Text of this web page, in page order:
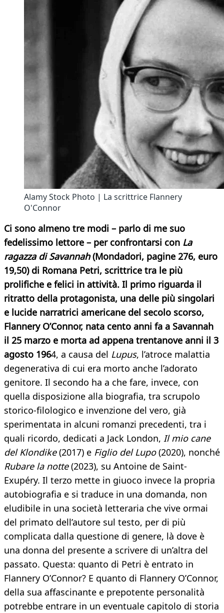
Alamy Stock Photo | La scrittrice Flannery
O'Connor
Ci sono almeno tre modi – parlo di me suo
fedelissimo lettore – per confrontarsi con La
ragazza di Savannah(Mondadori, pagine 276, euro
19,50) di Romana Petri, scrittrice tra le più
prolifiche e felici in attività. Il primo riguarda il
ritratto della protagonista, una delle più singolari
e lucide narratrici americane del secolo scorso,
Flannery O’Connor, nata cento anni fa a Savannah
il 25 marzo e morta ad appena trentanove anni il 3
agosto 1964, a causa del Lupus, l’atroce malattia
degenerativa di cui era morto anche l’adorato
genitore. Il secondo ha a che fare, invece, con
quella disposizione alla biografia, tra scrupolo
storico-filologico e invenzione del vero, già
sperimentata in alcuni romanzi precedenti, tra i
quali ricordo, dedicati a Jack London, Il mio cane
del Klondike(2017) e Figlio del Lupo(2020), nonché
Rubare la notte(2023), su Antoine de Saint-
Exupéry. Il terzo mette in giuoco invece la propria
autobiografia e si traduce in una domanda, non
eludibile in una società letteraria che vive ormai
del primato dell’autore sul testo, per di più
complicata dalla questione di genere, là dove è
una donna del presente a scrivere di un’altra del
passato. Questa: quanto di Petri è entrato in
Flannery O’Connor? E quanto di Flannery O’Connor,
della sua affascinante e prepotente personalità
potrebbe entrare in un eventuale capitolo di storia